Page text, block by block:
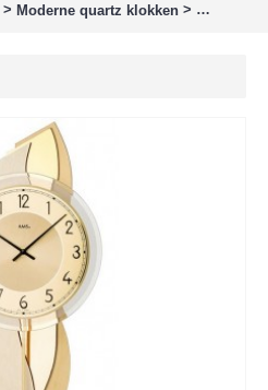
> Moderne quartz klokken > Wandklok